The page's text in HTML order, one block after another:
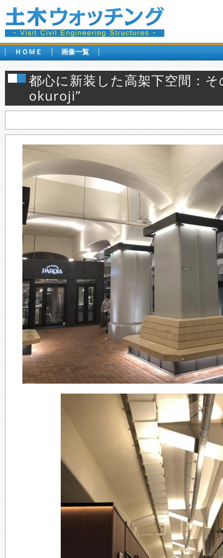
ＨＯＭＥ 画像一覧
都心に新装した高架下空間：そ
okuroji”